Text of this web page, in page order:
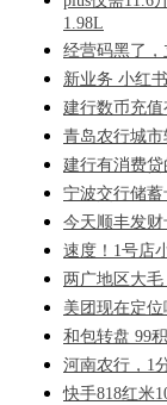
1.98L
经营码黑了，
新业务 小红
建行数币充值
青岛农行城
建行有消费
宁波交行储蓄
今天顺丰发
速度！1号店
两广地区大毛
美团现在定
和包转盘 99
河南农行，1
快手818红米